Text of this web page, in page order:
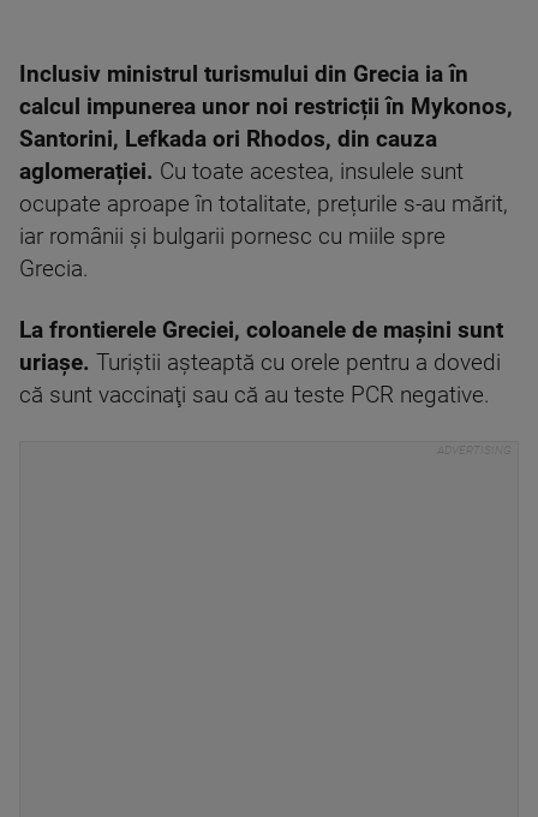
Inclusiv ministrul turismului din Grecia ia în
calcul impunerea unor noi restricții în Mykonos,
Santorini, Lefkada ori Rhodos, din cauza
aglomerației. Cu toate acestea, insulele sunt
ocupate aproape în totalitate, prețurile s-au mărit,
iar românii și bulgarii pornesc cu miile spre
Grecia.
La frontierele Greciei, coloanele de maşini sunt
uriaşe. Turiştii aşteaptă cu orele pentru a dovedi
că sunt vaccinaţi sau că au teste PCR negative.